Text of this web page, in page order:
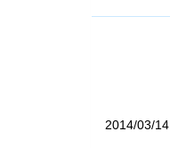
2014/03/14